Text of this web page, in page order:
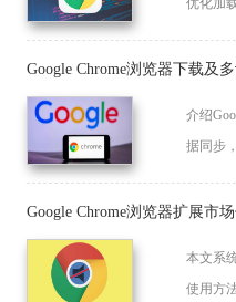
优化加
Google Chrome浏览器下载及
介绍
据同步
Google Chrome浏览器扩展市
本文系
使用方